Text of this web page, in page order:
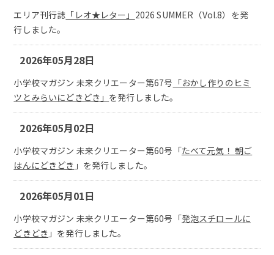
エリア刊行誌 「レオ★レター」 2026 SUMMER（Vol.8）を発
行しました。
2026年05月28日
小学校マガジン 未来クリエーター第67号 「おかし作りのヒミ
ツとみらいにどきどき」 を発行しました。
2026年05月02日
小学校マガジン 未来クリエーター第60号「たべて元気！ 朝ご
はんにどきどき 」を発行しました。
2026年05月01日
小学校マガジン 未来クリエーター第60号「発泡スチロールに
どきどき 」を発行しました。